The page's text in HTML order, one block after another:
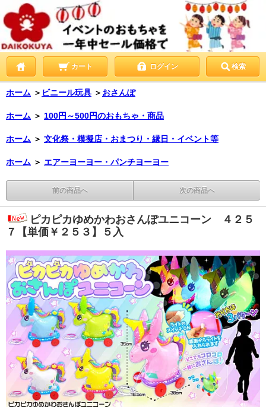
カート ログイン 検索
ホーム ＞ ビニール玩具 ＞ おさんぽ
ホーム ＞ 100円～500円のおもちゃ・商品
ホーム ＞ 文化祭・模擬店・おまつり・縁日・イベント等
ホーム ＞ エアーヨーヨー・パンチヨーヨー
前の商品へ 次の商品へ
ピカピカゆめかわおさんぽユニコーン ４２５
７【単価￥２５３】５入